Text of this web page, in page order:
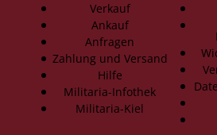
Verkauf
Ankauf
Anfragen
Zahlung und Versand
Hilfe
Militaria-Infothek
Militaria-Kiel